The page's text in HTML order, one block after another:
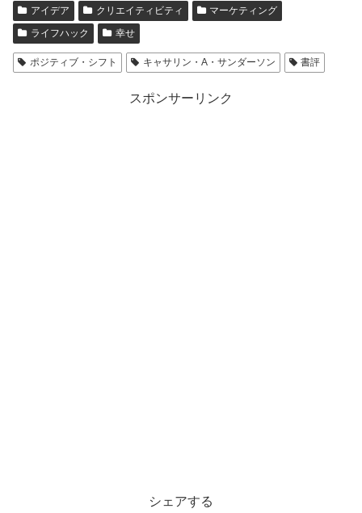
アイデア クリエイティビティ
マーケティング
ライフハック
幸せ
ポジティブ・シフト キャサリン・A・サンダーソン 書評
スポンサーリンク
シェアする